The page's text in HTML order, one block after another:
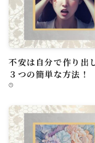
不安は自分で作り出
３つの簡単な方法！